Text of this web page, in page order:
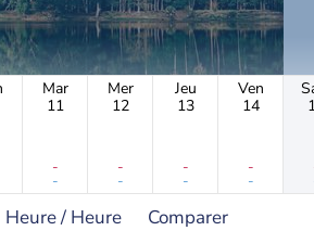
Mar
11
-
-
Mer
12
-
-
Jeu
13
-
-
Ven
14
-
-
Heure / Heure Comparer